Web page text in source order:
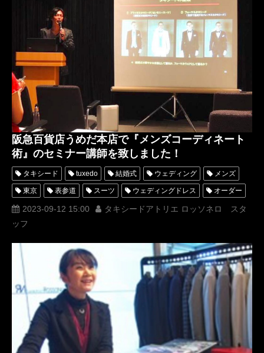
タキシードレンタル東京
タキシード靴 神奈川 バチェロレッテジャパン
オーダータキシード横浜 レンタルタキシード横浜
バチェラー 杉ちゃん 挙式 結婚発表
阪急百貨店うめだ本店で『メンズコーディネート
術』のセミナー講師を致しました！
タキシード tuxedo 結婚式 ウェディング メンズ
東京 表参道 スーツ ウェディングドレス オーダー
レンタル オーダータキシード レンタルタキシード
ロッソネロ
MUNETAKAYOKOYAMA 購入 セミナー 名古屋
文化服装学院 オーダータキシード東京
オーダータキシード名古屋 新郎衣装
レンタルタキシード東京 レンタルタキシード名古屋
ROSSONERO タキシードオーダー東京
タキシードレンタル東京 タキシード靴 青山
オーダータキシード横浜 レンタルタキシード横浜 挙式
2023-09-12 15:00
タキシードアトリエ ロッソネロ スタ
ッフ